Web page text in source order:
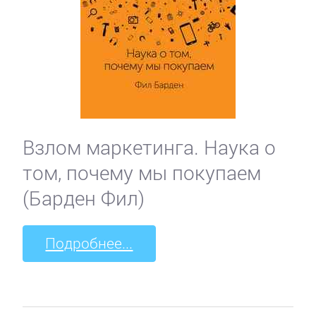
Взлом маркетинга. Наука о
том, почему мы покупаем
(Барден Фил)
Подробнее...